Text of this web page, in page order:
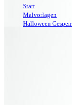
Start
Malvorlagen
Halloween